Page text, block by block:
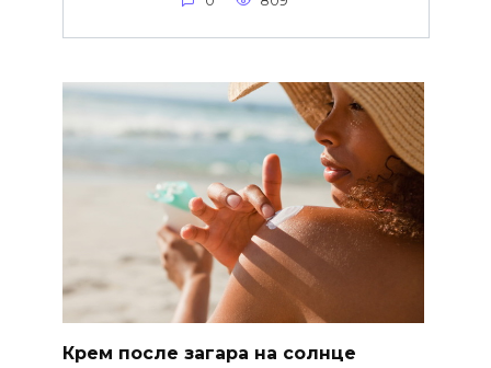
Крем после загара на солнце